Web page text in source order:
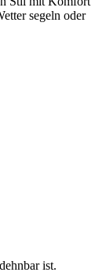
segeln oder
ist.